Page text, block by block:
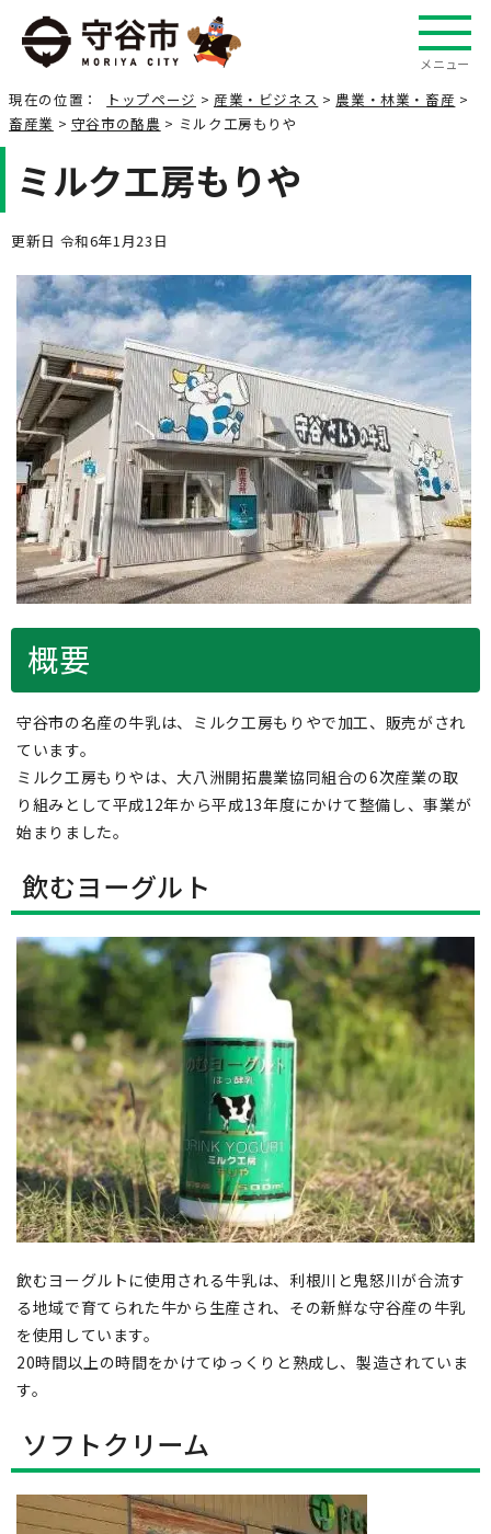
メニュー
現在の位置： トップページ > 産業・ビジネス > 農業・林業・畜産 >
畜産業 > 守谷市の酪農 > ミルク工房もりや
ミルク工房もりや
更新日 令和6年1月23日
概要
守谷市の名産の牛乳は、ミルク工房もりやで加工、販売がされ
ています。
ミルク工房もりやは、大八洲開拓農業協同組合の6次産業の取
り組みとして平成12年から平成13年度にかけて整備し、事業が
始まりました。
飲むヨーグルト
飲むヨーグルトに使用される牛乳は、利根川と鬼怒川が合流す
る地域で育てられた牛から生産され、その新鮮な守谷産の牛乳
を使用しています。
20時間以上の時間をかけてゆっくりと熟成し、製造されていま
す。
ソフトクリーム